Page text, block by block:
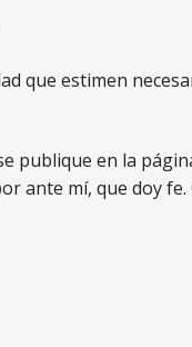
que estimen
publique en la
mí, que doy